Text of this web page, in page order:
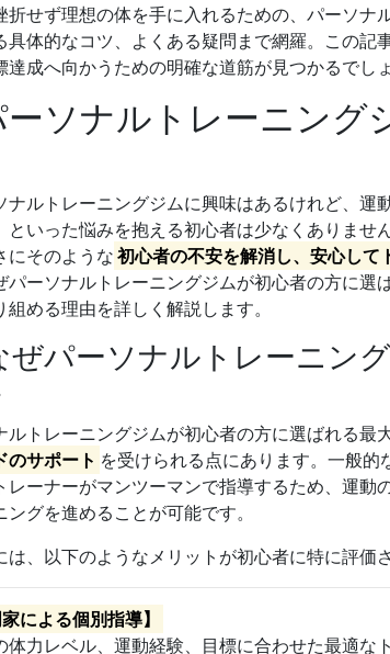
折せず理想の体を手に入れるための、パーソ
具体的なコツ、よくある疑問まで網羅。この記
達成へ向かうための明確な道筋が見つかるでしょ
ーソナルトレーニング
ナルトレーニングジムに興味はあるけれど、
といった悩みを抱える初心者は少なくありませ
にそのような 初心者の不安を解消し、安心して
パーソナルトレーニングジムが初心者の方に選
組める理由を詳しく解説します。
ぜパーソナルトレーニン
ルトレーニングジムが初心者の方に選ばれる最
のサポート を受けられる点にあります。一般
レーナーがマンツーマンで指導するため、運動
ングを進めることが可能です。
は、以下のようなメリットが初心者に特に評価
による個別指導】
体力レベル、運動経験、目標に合わせた最適な